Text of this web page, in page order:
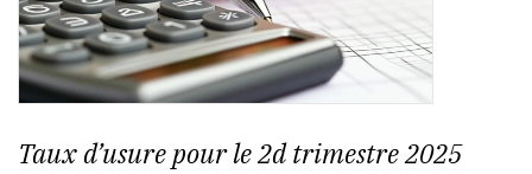
Taux d’usure pour le 2d trimestre 2025